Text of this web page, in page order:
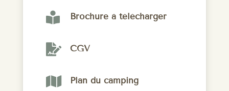
 Brochure à télécharger
 CGV
 Plan du camping